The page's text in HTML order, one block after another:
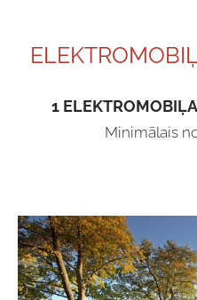
1
Minimālais